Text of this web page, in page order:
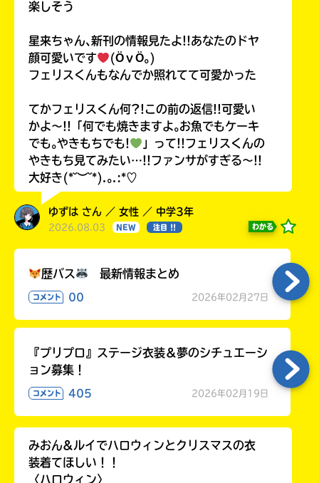
楽しそう
星来ちゃん､新刊の情報見たよ!!あなたのドヤ
顔可愛いです
(ӦｖӦ｡)
フェリスくんもなんでか照れてて可愛かった
てかフェリスくん何?!この前の返信!!可愛い
かよ〜!!「何でも焼きますよ｡お魚でもケーキ
でも｡やきもちでも!
」って!!フェリスくんの
やきもち見てみたい…!!ファンサがすぎる〜!!
大好き(*˘︶˘*).｡.:*♡
ゆずは さん ／ 女性 ／ 中学3年
2026.08.03 NEW 注目 !! わかる
歴バス 最新情報まとめ
コメント 00 2026年02月27日
『プリプロ』ステージ衣装＆夢のシチュエーシ
ョン募集！
コメント 405 2026年02月19日
みおん&ルイでハロウィンとクリスマスの衣
装着てほしい！！
〈ハロウィン〉